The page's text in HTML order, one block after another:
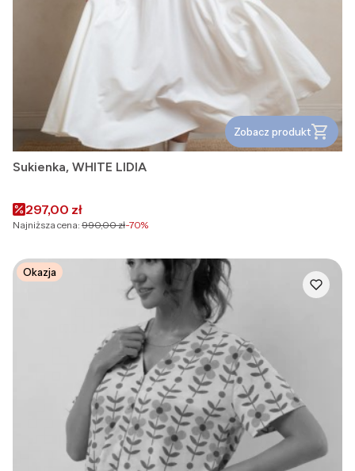
Zobacz produkt
Sukienka, WHITE LIDIA
Cena promocyjna
297,00 zł
Najniższa cena: 990,00 zł-70%
Okazja